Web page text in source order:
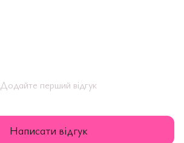
Додайте перший відгук
Написати відгук